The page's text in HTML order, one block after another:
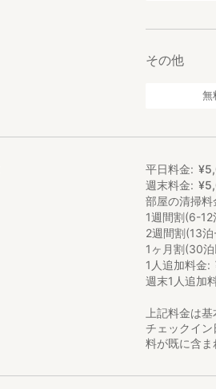
その他
無
平日料金 ¥5,
週末料金
¥5,
部屋の清掃料
1週間割(6-12
2週間割(13
1ヶ月割(30
1人追加料金
週末1人追加
上記料金は
チェックイ
料が既に含ま